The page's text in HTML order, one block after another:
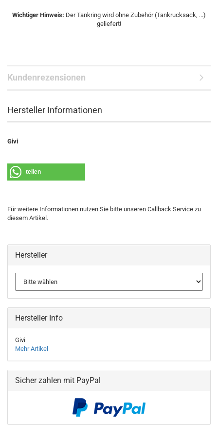
Wichtiger Hinweis: Der Tankring wird ohne Zubehör (Tankrucksack, ...)
geliefert!
Kundenrezensionen
Hersteller Informationen
Givi
teilen
Für weitere Informationen nutzen Sie bitte unseren Callback Service zu
diesem Artikel.
Hersteller
Hersteller Info
Givi
Mehr Artikel
Sicher zahlen mit PayPal